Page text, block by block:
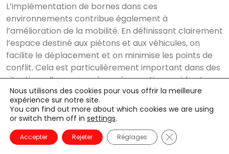
L’implémentation de bornes dans ces
environnements contribue également à
l’amélioration de la mobilité. En définissant clairement
l’espace destiné aux piétons et aux véhicules, on
facilite le déplacement et on minimise les points de
conflit. Cela est particulièrement important dans des
situations d’urgence, où une évacuation rapide et
sécurisée peut être critique. La présence de bornes
aide à éviter que les véhicules bloquent les entrées ou
sorties, ce qui peut être vital dans des scénarios où
chaque seconde compte.
Nous utilisons des cookies pour vous offrir la meilleure
expérience sur notre site.
You can find out more about which cookies we are using
or switch them off in settings.
Accepter Rejeter Réglages Fermer la